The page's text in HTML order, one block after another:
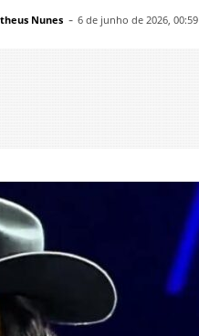
Nunes - 6 de junho de 2026, 00:59